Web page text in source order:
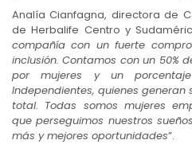
Analía Cianfagna, directora de
de Herbalife Centro y
compañía con un fuerte
inclusión. Contamos con un 50%
por mujeres y un
Independientes, quienes
total. Todas somos mujeres
que perseguimos nuestros
más y mejores oportunidades”.